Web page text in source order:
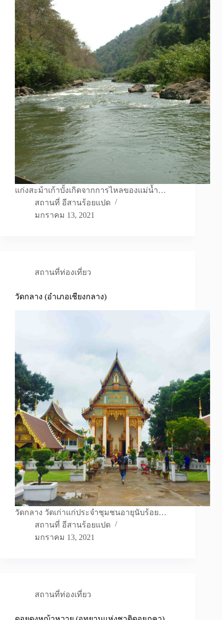
แก่งสะม้าเก้าบั้งเกิดจากการไหลของแม่น้ำ…
สถานที่ อีสานร้อยแปด
มกราคม 13, 2021
สถานที่ท่องเที่ยว
วัดกลาง (อำเภอเชียงกลาง)
วัดกลาง วัดเก่าแก่ประจำชุมชนอายุนับร้อย…
สถานที่ อีสานร้อยแปด
มกราคม 13, 2021
สถานที่ท่องเที่ยว